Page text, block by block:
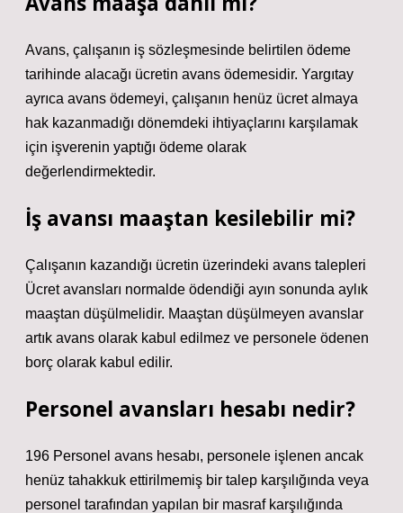
Avans, çalışanın iş sözleşmesinde belirtilen ödeme
tarihinde alacağı ücretin avans ödemesidir. Yargıtay
ayrıca avans ödemeyi, çalışanın henüz ücret almaya
hak kazanmadığı dönemdeki ihtiyaçlarını karşılamak
için işverenin yaptığı ödeme olarak
değerlendirmektedir.
İş avansı maaştan kesilebilir mi?
Çalışanın kazandığı ücretin üzerindeki avans talepleri
Ücret avansları normalde ödendiği ayın sonunda aylık
maaştan düşülmelidir. Maaştan düşülmeyen avanslar
artık avans olarak kabul edilmez ve personele ödenen
borç olarak kabul edilir.
Personel avansları hesabı nedir?
196 Personel avans hesabı, personele işlenen ancak
henüz tahakkuk ettirilmemiş bir talep karşılığında veya
personel tarafından yapılan bir masraf karşılığında